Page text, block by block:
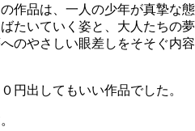
作品は、一人の少年が真摯な態
たいていく姿と、大人たちの夢
のやさしい眼差しをそそぐ内容
円出してもいい作品でした。